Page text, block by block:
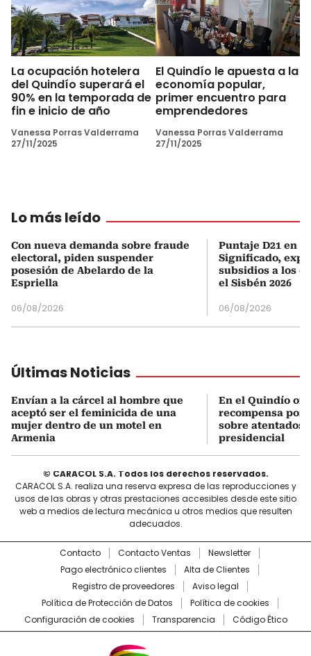
La ocupación hotelera
del Quindío superará el
90% en la temporada de
fin e inicio de año
Vanessa Porras Valderrama
27/11/2025
El Quindío le apuesta a la
economía popular,
primer encuentro para
emprendedores
Vanessa Porras Valderrama
27/11/2025
Lo más leído
Con nueva demanda sobre fraude
electoral, piden suspender
posesión de Abelardo de la
Espriella
06/08/2026
Puntaje D21 en
Significado,
subsidios a los
el Sisbén 2026
06/08/2026
Últimas Noticias
Envían a la cárcel al hombre que
aceptó ser el feminicida de una
mujer dentro de un motel en
Armenia
En el Quindío
recompensa por
sobre atentados
presidencial
© CARACOL S.A. Todos los derechos reservados.
CARACOL S.A. realiza una reserva expresa de las reproducciones y
usos de las obras y otras prestaciones accesibles desde este sitio
web a medios de lectura mecánica u otros medios que resulten
adecuados.
Contacto Contacto Ventas
Newsletter
Pago electrónico clientes
Alta de Clientes
Registro de proveedores
Aviso legal
Política de Protección de Datos
Política de cookies
Configuración de cookies
Transparencia Código Ético